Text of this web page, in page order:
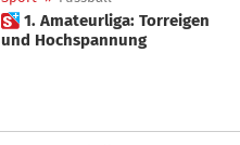
 1. Amateurliga: Torreigen
und Hochspannung